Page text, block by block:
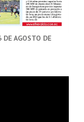
DE AGOSTO DE